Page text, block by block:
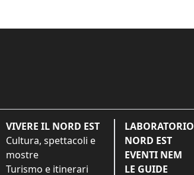
VIVERE IL NORD EST
Cultura, spettacoli e
mostre
Turismo e itinerari
LABORATORIO
NORD EST
EVENTI NEM
LE GUIDE